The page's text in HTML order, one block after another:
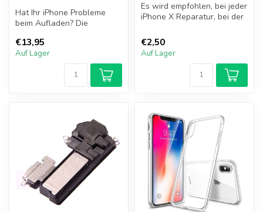
Hat Ihr iPhone Probleme
beim Aufladen? Die
dass das iP...
€13,95
Auf Lager
Es wird empfohlen, bei jeder
iPhone X Reparatur, bei der
€2,50
Auf Lager